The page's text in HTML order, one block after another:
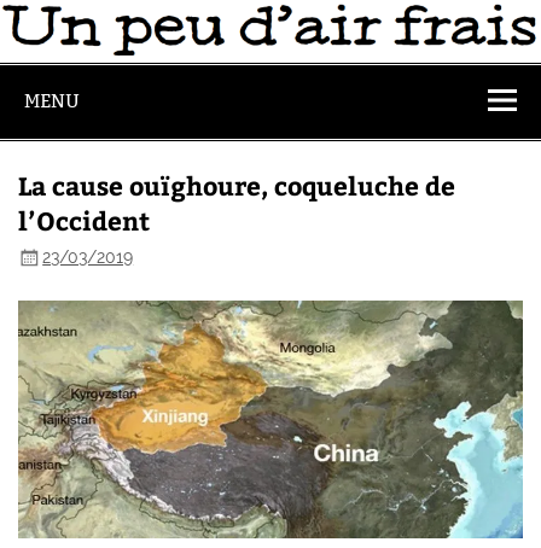
MENU
La cause ouïghoure, coqueluche de
l’Occident
23/03/2019